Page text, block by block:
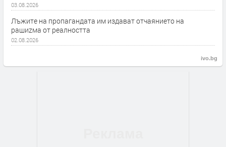
03.08.2026
Лъжите на пропагандата им издават отчаянието на
рашиzма от реалността
02.08.2026
ivo.bg